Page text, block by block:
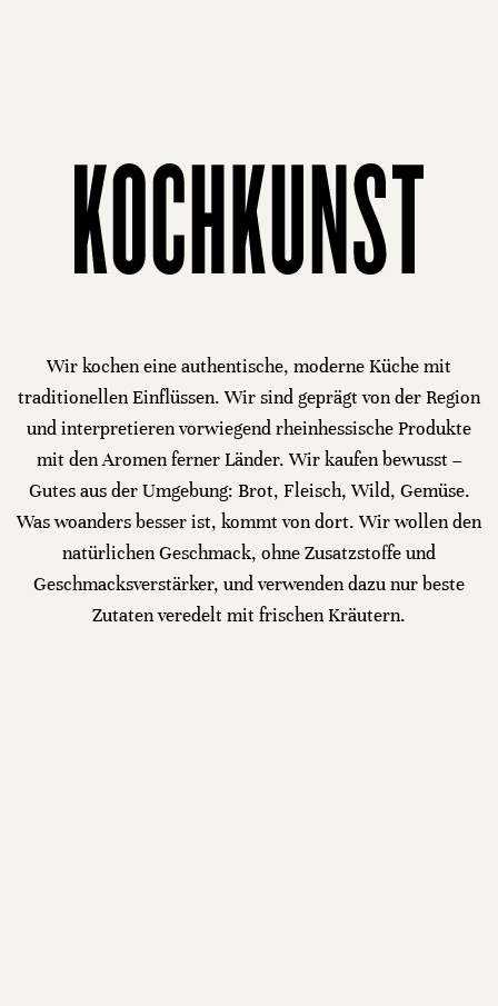
Wir kochen eine authentische, moderne Küche mit
traditionellen Einflüssen. Wir sind geprägt von der Region
und interpretieren vorwiegend rheinhessische Produkte
mit den Aromen ferner Länder. Wir kaufen bewusst –
Gutes aus der Umgebung: Brot, Fleisch, Wild, Gemüse.
Was woanders besser ist, kommt von dort. Wir wollen den
natürlichen Geschmack, ohne Zusatzstoffe und
Geschmacksverstärker, und verwenden dazu nur beste
Zutaten veredelt mit frischen Kräutern.